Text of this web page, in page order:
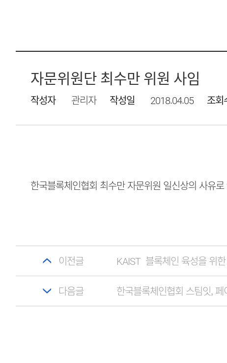
자문위원단 최수만 위원 사임
작성자 관리자 작성일 2018.04.05 조회
한국블록체인협회 최수만 자문위원 일신상의 사유
이전글 KAIST_블록체인 육성을 위
다음글 한국블록체인협회 스팀잇,